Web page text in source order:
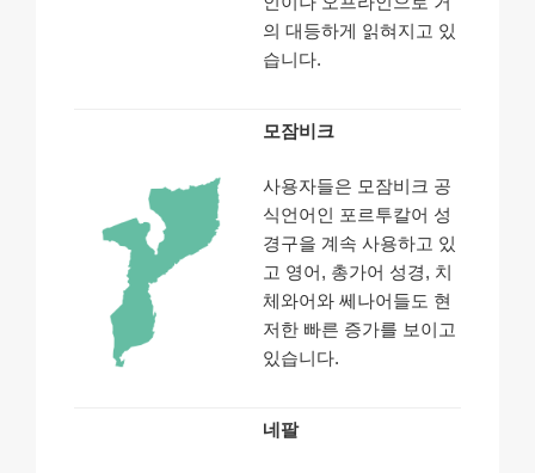
의 대등하게 읽혀지고 있
습니다.
모잠비크
사용자들은 모잠비크 공
식언어인 포르투칼어 성
경구을 계속 사용하고 있
고 영어, 총가어 성경, 치
체와어와 쎄나어들도 현
저한 빠른 증가를 보이고
있습니다.
네팔